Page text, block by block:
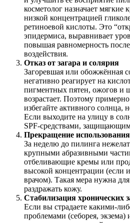
косметолог назначает
низкой концентрацией
ретиноевой кислоты. Это
эпидермиса, выравнивает
повышая равномерность
воздействия.
Отказ от загара и солярия
Загоревшая или обожжённая
негативно реагирует на
пигментных пятен, ожогов и
возрастает. Поэтому
избегайте активного солнца,
Если выходите на улицу в
SPF-средствами,
Прекращение
За неделю до пилинга
крупными абразивными
отбеливающие кремы или
высокой концентрации (если
врачом). Такая мера нужна
раздражать кожу.
Стабилизация хронических
Если вы страдаете какими-
проблемами (себорея,